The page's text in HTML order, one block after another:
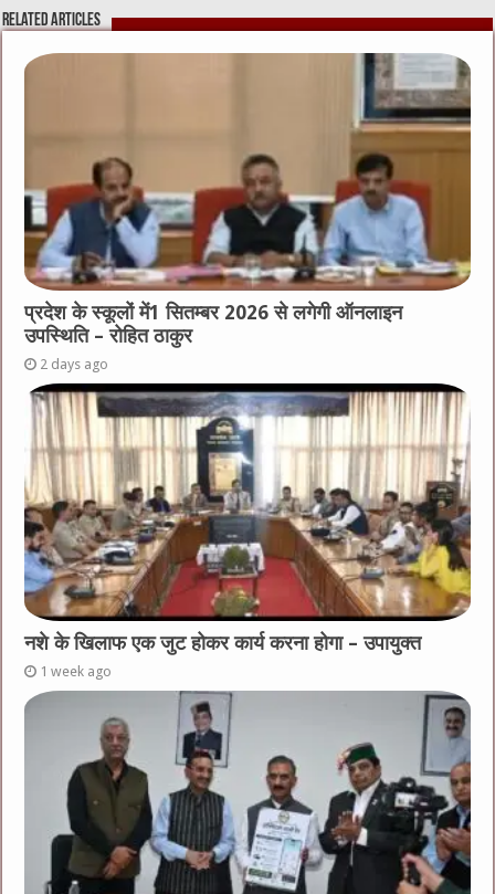
Related Articles
प्रदेश के स्कूलों में1 सितम्बर 2026 से लगेगी ऑनलाइन
उपस्थिति – रोहित ठाकुर
2 days ago
नशे के खिलाफ एक जुट होकर कार्य करना होगा – उपायुक्त
1 week ago